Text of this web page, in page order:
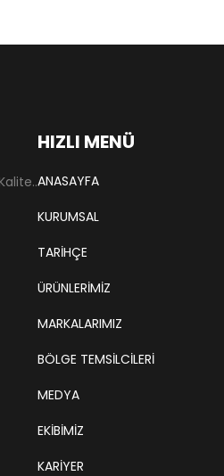
Lepar Otomotiv – Güven, Kalite ve İstikrarın Adresi Lepar Otomotiv, Türkiye’nin otomotiv yedek parça sektöründe köklü bir geçmişe sahip, yenilikçi ve öncü firmalarından biridir. 1966 yılında Hüsnü Leblebici tarafından Tokat’ta mütevazı bir girişim olarak kurulan firmamız, ilk etapta Ford kamyonları, Ford Otosan minibüsleri ve Anadol marka araçların ünite ve yedek parçalarının satışını gerçekleştirerek sektöre adım atmıştır.
HIZLI MENÜ
ANASAYFA
KURUMSAL
TARIHÇE
ÜRÜNLERİMİZ
MARKALARIMIZ
BÖLGE TEMSILCILERI
MEDYA
EKIBIMIZ
KARIYER